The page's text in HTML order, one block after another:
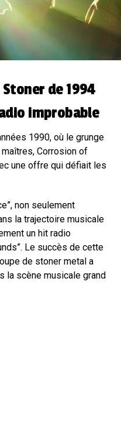
de 1994
improbable
1990, où le grunge
Corrosion of
une offre qui défiait les
non seulement
la trajectoire musicale
un hit radio
Le succès de cette
de stoner metal a
la scène musicale grand